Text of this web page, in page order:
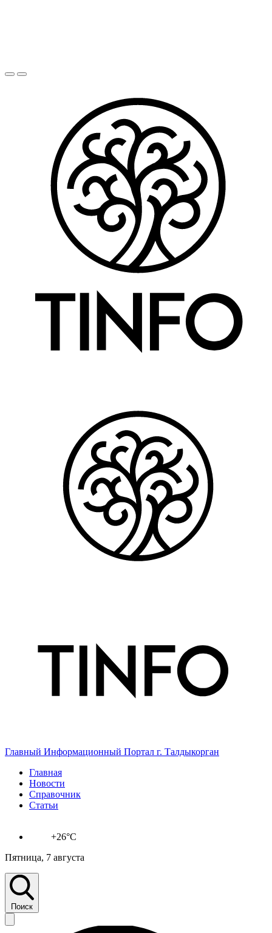
Главный Информационный Портал г. Талдыкорган
Главная
Новости
Справочник
Статьи
+26°C
Пятница, 7 августа
Поиск